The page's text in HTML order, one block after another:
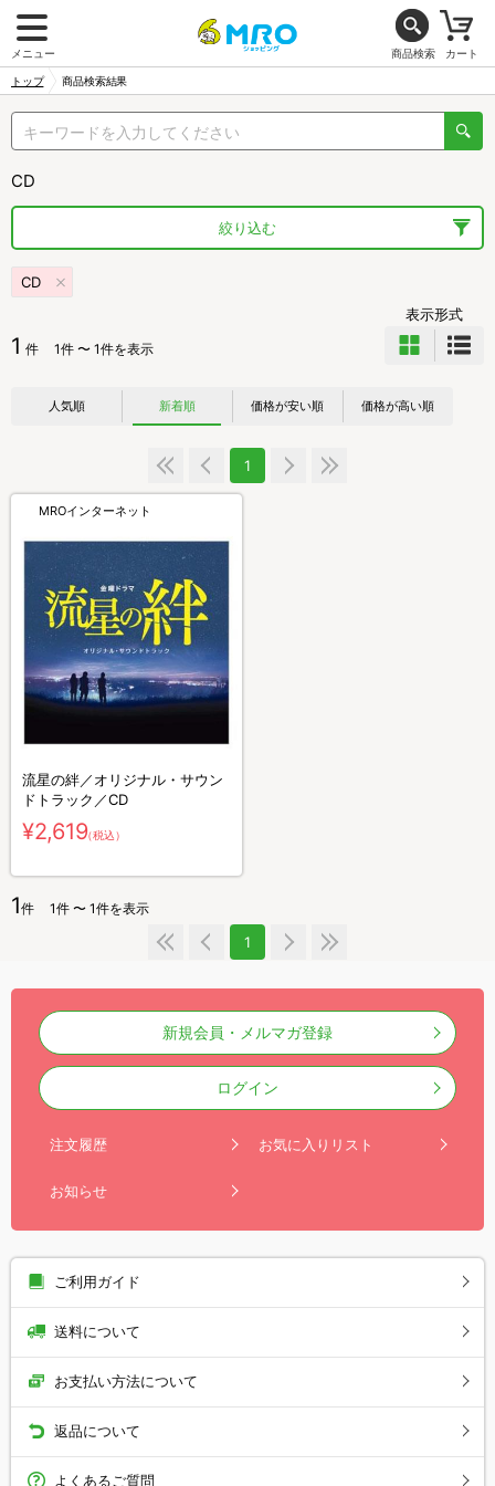
メニュー 商品検索 カート
トップ 商品検索結果
CD
絞り込む
CD
1 件 1件 〜 1件を表示
表示形式
人気順 新着順 価格が安い順 価格が高い順
1
MROインターネット
流星の絆／オリジナル・サウン
ドトラック／CD
¥2,619（税込）
1件 1件 〜 1件を表示
1
新規会員・メルマガ登録
ログイン
注文履歴 お気に入りリスト
お知らせ
ご利用ガイド
送料について
お支払い方法について
返品について
よくあるご質問